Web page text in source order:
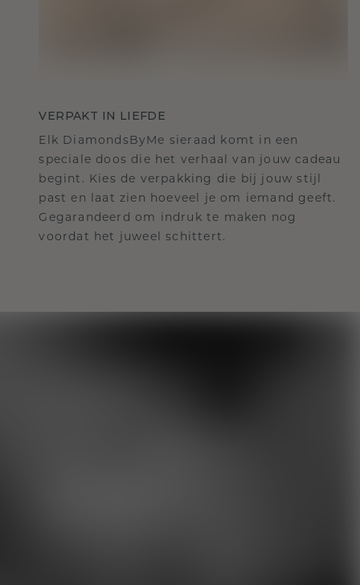
VERPAKT IN LIEFDE
Elk DiamondsByMe sieraad komt in een
speciale doos die het verhaal van jouw cadeau
begint. Kies de verpakking die bij jouw stijl
past en laat zien hoeveel je om iemand geeft.
Gegarandeerd om indruk te maken nog
voordat het juweel schittert.